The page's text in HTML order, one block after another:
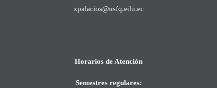
xpalacios@usfq.edu.ec
Horarios de Atención
Semestres regulares: